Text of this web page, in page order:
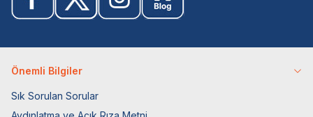
Önemli Bilgiler
Sık Sorulan Sorular